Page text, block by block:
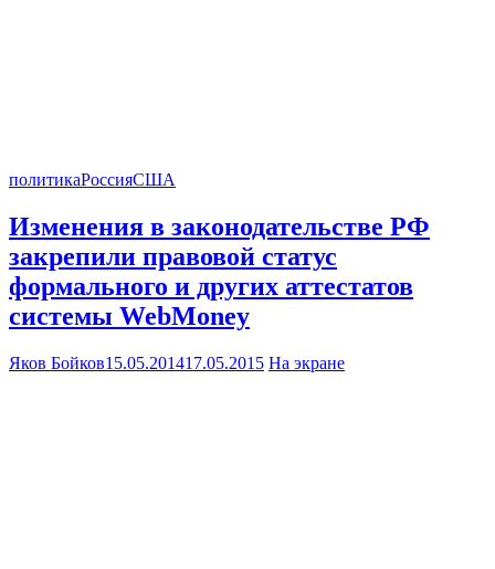
политикаРоссияСША
Изменения в законодательстве РФ
закрепили правовой статус
формального и других аттестатов
системы WebMoney
Яков Бойков15.05.201417.05.2015 На экране